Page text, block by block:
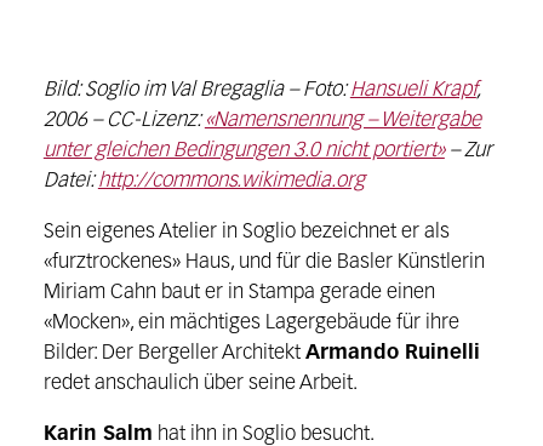
Bild: Soglio im Val Bregaglia – Foto:Hansueli Krapf,
2006 – CC-Lizenz:«Namensnennung – Weitergabe
unter gleichen Bedingungen 3.0 nicht portiert»– Zur
Datei:http://commons.wikimedia.org
Sein eigenes Atelier in Soglio bezeichnet er als
«furztrockenes» Haus, und für die Basler Künstlerin
Miriam Cahn baut er in Stampa gerade einen
«Mocken», ein mächtiges Lagergebäude für ihre
Bilder: Der Bergeller Architekt Armando Ruinelli
redet anschaulich über seine Arbeit.
Karin Salm hat ihn in Soglio besucht.